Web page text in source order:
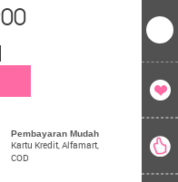
Pembayaran Mudah
Kartu Kredit, Alfamart,
COD